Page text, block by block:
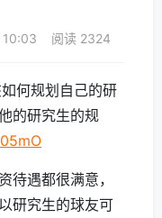
10:03 阅读 2324
何规划自己的研
的研究生的规
待遇都很满意，
研究生的球友可